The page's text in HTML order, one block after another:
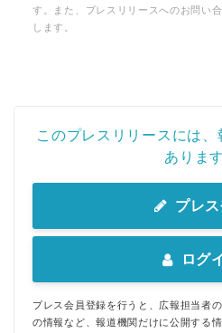
す。また、プレスリリースへのお問い
します。
このプレスリリースには
あります
プレ
ログ
プレス会員登録を行うと、広報担当者
の情報など、報道機関だけに公開する
Japanese
English